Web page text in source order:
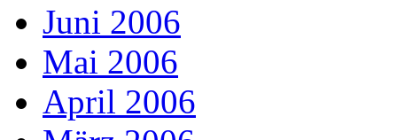
Juni 2006
Mai 2006
April 2006